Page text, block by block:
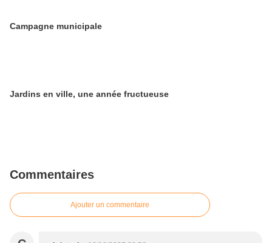
Campagne municipale
Jardins en ville, une année fructueuse
Commentaires
Ajouter un commentaire